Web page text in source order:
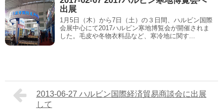
出展
1月5日（木）から7日（土）の３日間、ハルビン国際
会展中心にて2017ハルビン寒地博覧会が開催されま
した。毛皮や冬物衣料品など、寒冷地に関す...
2013-06-27 ハルビン国際経済貿易商談会に出展
して